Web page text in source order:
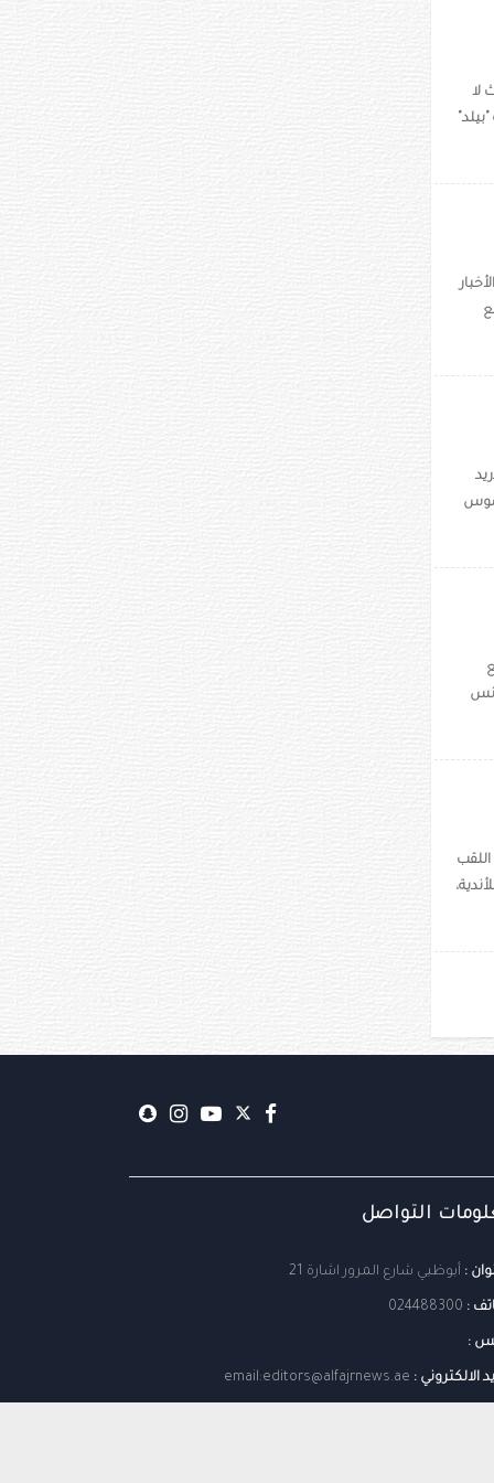
لا
"بيلد"
راموس
التواصل
: أبوظبي شارع المرور اشارة 21
:
024488300
:
الالكتروني : email:editors@alfajrnews.ae